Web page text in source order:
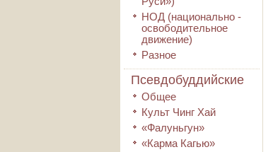
НОД (национально -
освободительное
движение)
Разное
Псевдобуддийские
Общее
Культ Чинг Хай
«Фалуньгун»
«Карма Кагью»